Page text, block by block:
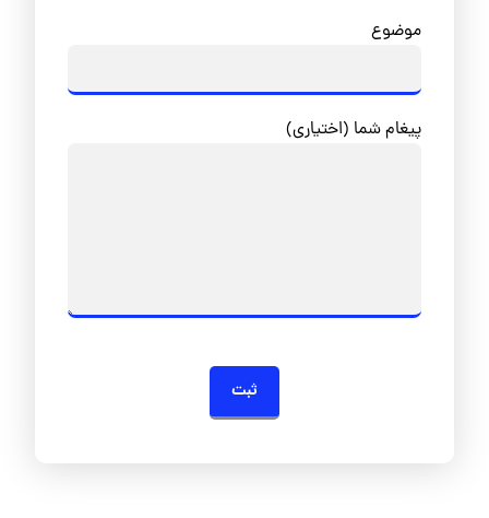
موضوع
پیغام شما (اختیاری)
ثبت